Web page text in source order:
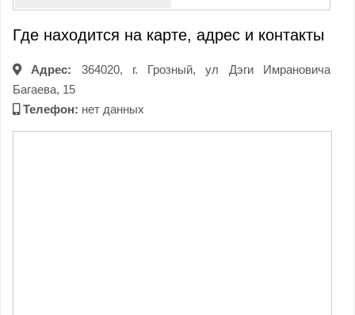
Где находится на карте, адрес и контакты
Адрес: 364020, г. Грозный, ул Дэги Имрановича
Багаева, 15
Телефон: нет данных